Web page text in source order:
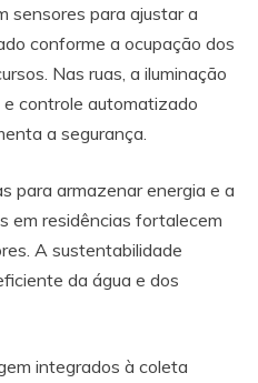
sensores para ajustar a
conforme a ocupação dos
Nas ruas, a iluminação
controle automatizado
a segurança.
para armazenar energia e a
em residências fortalecem
A sustentabilidade
da água e dos
integrados à coleta